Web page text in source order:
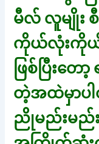
မီလ် လူမျိုး
ကိုယ်လုံးကိုယ်
ဖြစ်ပြီးတ
တဲ့အထဲမှာပ
ညိုမည်းမည်း